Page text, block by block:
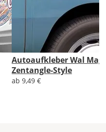
Autoaufkleber Wal
Zentangle-Style
ab 9,49 €